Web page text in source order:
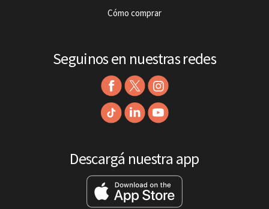
Cómo comprar
Seguinos en nuestras redes
Descargá nuestra app